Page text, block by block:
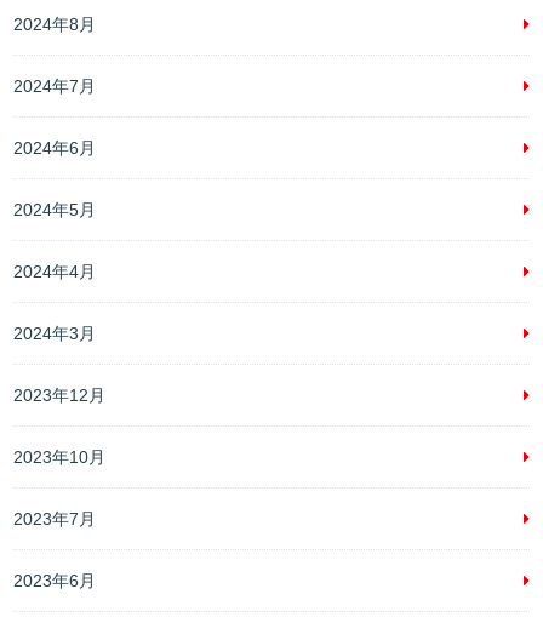
2024年8月
2024年7月
2024年6月
2024年5月
2024年4月
2024年3月
2023年12月
2023年10月
2023年7月
2023年6月